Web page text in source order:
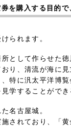
を購入する目的
られます。
として作らせた徳
り、清流が海に
特に汎太平洋博
学することがで
名古屋城。
されており、「